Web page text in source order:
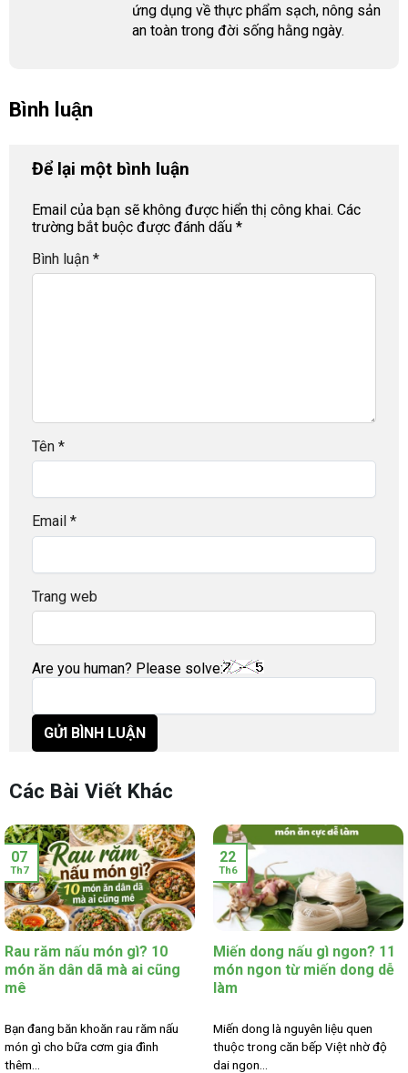
ứng dụng về thực phẩm sạch, nông sản
an toàn trong đời sống hằng ngày.
Bình luận
Để lại một bình luận
Email của bạn sẽ không được hiển thị công khai. Các
trường bắt buộc được đánh dấu *
Bình luận *
Tên *
Email *
Trang web
Are you human? Please solve:
Các Bài Viết Khác
Rau răm nấu món gì? 10
món ăn dân dã mà ai cũng
mê
Bạn đang băn khoăn rau răm nấu
món gì cho bữa cơm gia đình
thêm...
07
Th7
Miến dong nấu gì ngon? 11
món ngon từ miến dong dễ
làm
Miến dong là nguyên liệu quen
thuộc trong căn bếp Việt nhờ độ
dai ngon...
22
Th6